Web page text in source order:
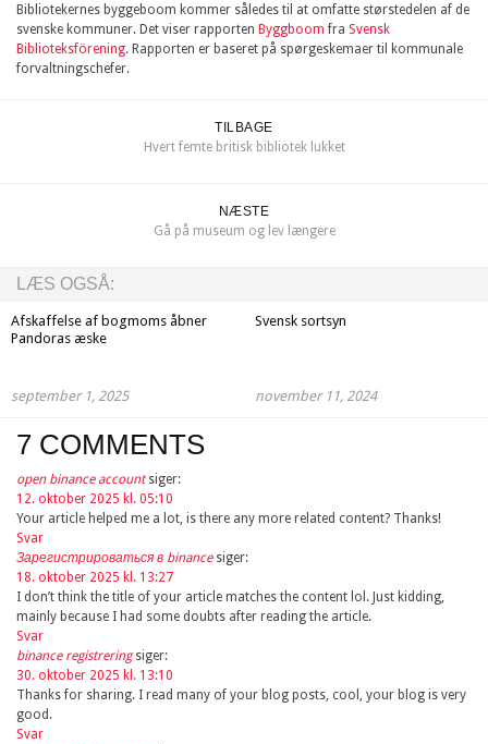
Bibliotekernes byggeboom kommer således til at omfatte størstedelen af de
svenske kommuner. Det viser rapporten Byggboom fra Svensk
Biblioteksförening. Rapporten er baseret på spørgeskemaer til kommunale
forvaltningschefer.
TILBAGE
Hvert femte britisk bibliotek lukket
NÆSTE
Gå på museum og lev længere
LÆS OGSÅ:
Afskaffelse af bogmoms åbner
Pandoras æske
september 1, 2025
Svensk sortsyn
november 11, 2024
7 COMMENTS
open binance account siger:
12. oktober 2025 kl. 05:10
Your article helped me a lot, is there any more related content? Thanks!
Svar
Зарегистрироваться в binance siger:
18. oktober 2025 kl. 13:27
I don’t think the title of your article matches the content lol. Just kidding,
mainly because I had some doubts after reading the article.
Svar
binance registrering siger:
30. oktober 2025 kl. 13:10
Thanks for sharing. I read many of your blog posts, cool, your blog is very
good.
Svar